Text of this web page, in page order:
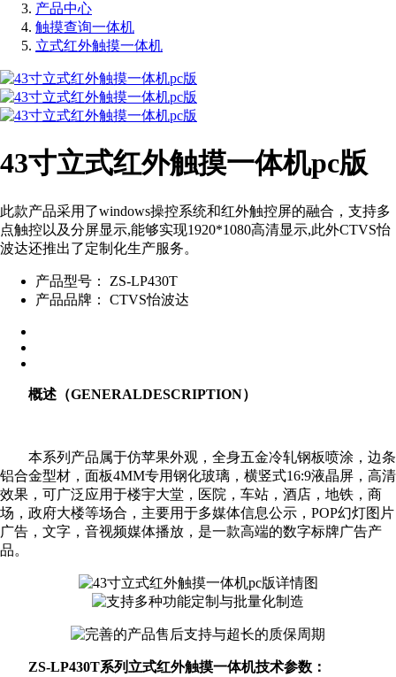
产品中心
触摸查询一体机
立式红外触摸一体机
43寸立式红外触摸一体机pc版
此款产品采用了windows操控系统和红外触控屏的融合，支持多
点触控以及分屏显示,能够实现1920*1080高清显示,此外CTVS怡
波达还推出了定制化生产服务。
产品型号：
ZS-LP430T
产品品牌：
CTVS怡波达
概述（GENERALDESCRIPTION）
本系列产品属于仿苹果外观，全身五金冷轧钢板喷涂，边条
铝合金型材，面板4MM专用钢化玻璃，横竖式16:9液晶屏，高清
效果，可广泛应用于楼宇大堂，医院，车站，酒店，地铁，商
场，政府大楼等场合，主要用于多媒体信息公示，POP幻灯图片
广告，文字，音视频媒体播放，是一款高端的数字标牌广告产
品。
ZS-LP430T系列立式红外触摸一体机技术参数：